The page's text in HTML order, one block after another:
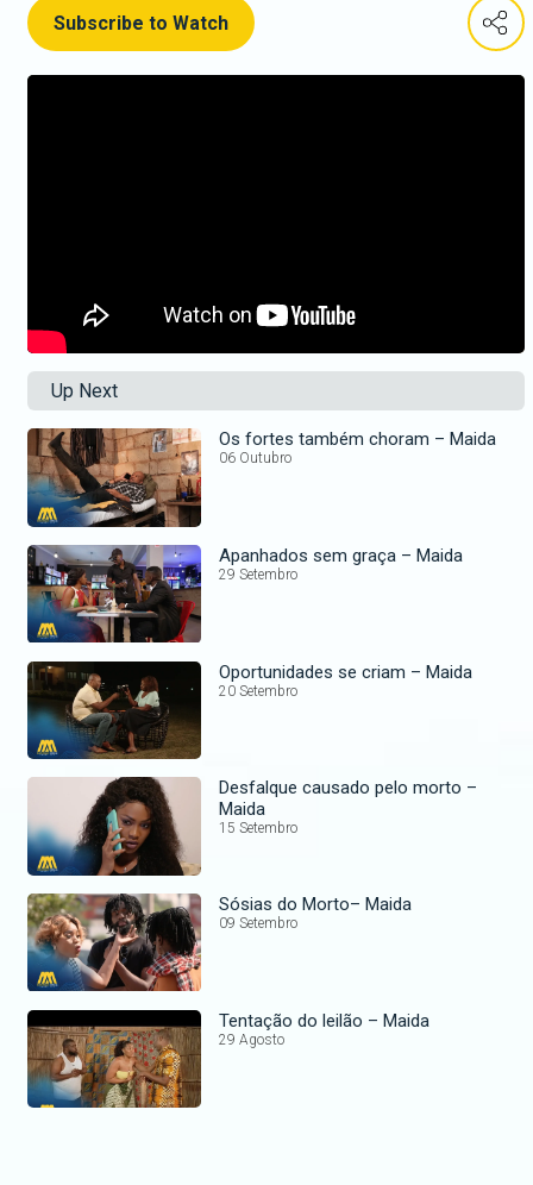
Subscribe to Watch
Up Next
Os fortes também choram – Maida
06 Outubro
Apanhados sem graça – Maida
29 Setembro
Oportunidades se criam – Maida
20 Setembro
Desfalque causado pelo morto –
Maida
15 Setembro
Sósias do Morto– Maida
09 Setembro
Tentação do leilão – Maida
29 Agosto